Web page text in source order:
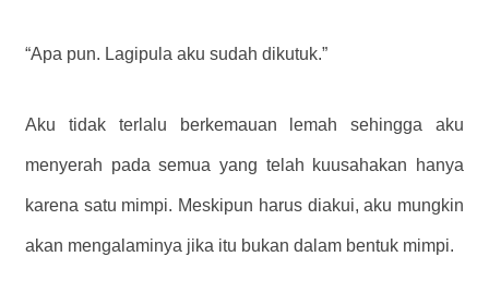
“Apa pun. Lagipula aku sudah dikutuk.”
Aku tidak terlalu berkemauan lemah sehingga aku
menyerah pada semua yang telah kuusahakan hanya
karena satu mimpi. Meskipun harus diakui, aku mungkin
akan mengalaminya jika itu bukan dalam bentuk mimpi.